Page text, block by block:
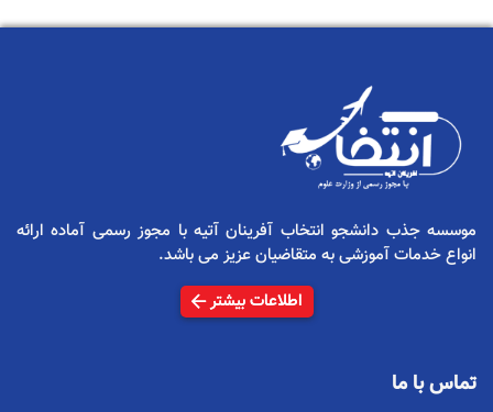
موسسه جذب دانشجو انتخاب آفرینان آتیه با مجوز رسمی آماده ارائه
انواع خدمات آموزشی به متقاضیان عزیز می باشد.
اطلاعات بیشتر
تماس با ما